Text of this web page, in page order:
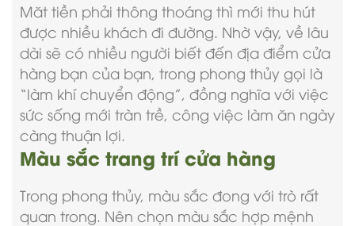
Măt tiền phải thông thoáng thì mới thu hút
được nhiều khách đi đường. Nhờ vậy, về lâu
dài sẽ có nhiều người biết đến địa điểm cửa
hàng bạn của bạn, trong phong thủy gọi là
“làm khí chuyển động”, đồng nghĩa với việc
sức sống mới tràn trề, công việc làm ăn ngày
càng thuận lợi.
Màu sắc trang trí cửa hàng
Trong phong thủy, màu sắc đong với trò rất
quan trong. Nên chọn màu sắc hợp mệnh